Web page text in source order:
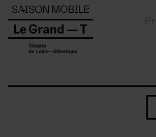
Panneau de gestion des cookies